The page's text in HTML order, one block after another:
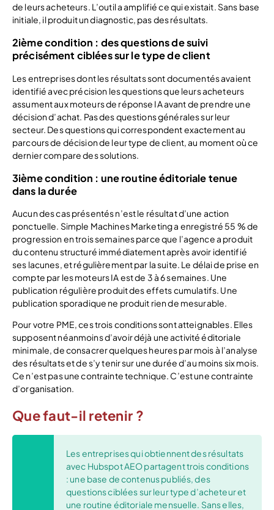
de leurs acheteurs. L’outil a amplifié ce qui existait. Sans base
initiale, il produit un diagnostic, pas des résultats.
2ième condition : des questions de suivi
précisément ciblées sur le type de client
Les entreprises dont les résultats sont documentés avaient
identifié avec précision les questions que leurs acheteurs
assument aux moteurs de réponse IA avant de prendre une
décision d’achat. Pas des questions générales sur leur
secteur. Des questions qui correspondent exactement au
parcours de décision de leur type de client, au moment où ce
dernier compare des solutions.
3ième condition : une routine éditoriale tenue
dans la durée
Aucun des cas présentés n’est le résultat d’une action
ponctuelle. Simple Machines Marketing a enregistré 55 % de
progression en trois semaines parce que l’agence a produit
du contenu structuré immédiatement après avoir identifié
ses lacunes, et régulièrement par la suite. Le délai de prise en
compte par les moteurs IA est de 3 à 6 semaines. Une
publication régulière produit des effets cumulatifs. Une
publication sporadique ne produit rien de mesurable.
Pour votre PME, ces trois conditions sont atteignables. Elles
supposent néanmoins d’avoir déjà une activité éditoriale
minimale, de consacrer quelques heures par mois à l’analyse
des résultats et de s’y tenir sur une durée d’au moins six mois.
Ce n’est pas une contrainte technique. C’est une contrainte
d’organisation.
Que faut-il retenir ?
Les entreprises qui obtiennent des résultats
avec Hubspot AEO partagent trois conditions
: une base de contenus publiés, des
questions ciblées sur leur type d’acheteur et
une routine éditoriale mensuelle. Sans elles,